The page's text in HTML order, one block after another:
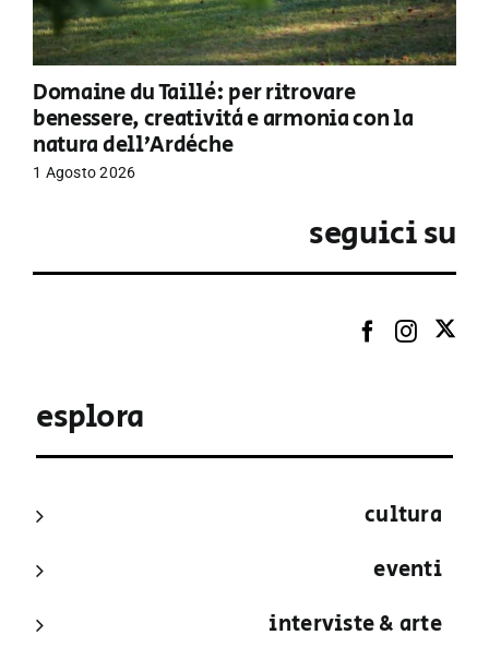
Domaine du Taillé: per ritrovare
benessere, creatività e armonia con la
natura dell’Ardèche
1 Agosto 2026
seguici su
esplora
cultura
eventi
interviste & arte